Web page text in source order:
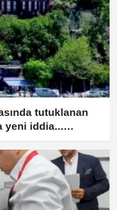
tutuklanan
yeni iddia...
gündemde